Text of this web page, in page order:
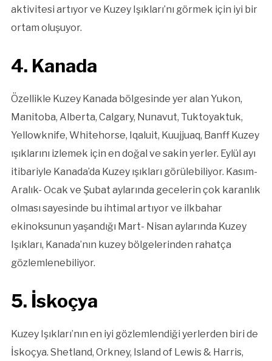
aktivitesi artıyor ve Kuzey Işıkları’nı görmek için iyi bir
ortam oluşuyor.
4. Kanada
Özellikle Kuzey Kanada bölgesinde yer alan Yukon,
Manitoba, Alberta, Calgary, Nunavut, Tuktoyaktuk,
Yellowknife, Whitehorse, Iqaluit, Kuujjuaq, Banff Kuzey
ışıklarını izlemek için en doğal ve sakin yerler. Eylül ayı
itibariyle Kanada’da Kuzey ışıkları görülebiliyor. Kasım-
Aralık- Ocak ve Şubat aylarında gecelerin çok karanlık
olması sayesinde bu ihtimal artıyor ve ilkbahar
ekinoksunun yaşandığı Mart- Nisan aylarında Kuzey
Işıkları, Kanada’nın kuzey bölgelerinden rahatça
gözlemlenebiliyor.
5. İskoçya
Kuzey Işıkları’nın en iyi gözlemlendiği yerlerden biri de
İskoçya. Shetland, Orkney, Island of Lewis & Harris,